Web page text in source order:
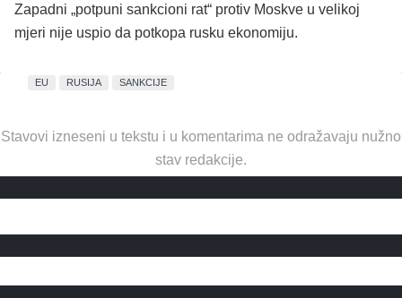
Zapadni „potpuni sankcioni rat“ protiv Moskve u velikoj
mjeri nije uspio da potkopa rusku ekonomiju.
EU RUSIJA SANKCIJE
Stavovi izneseni u tekstu i u komentarima ne odražavaju nužno
stav redakcije.